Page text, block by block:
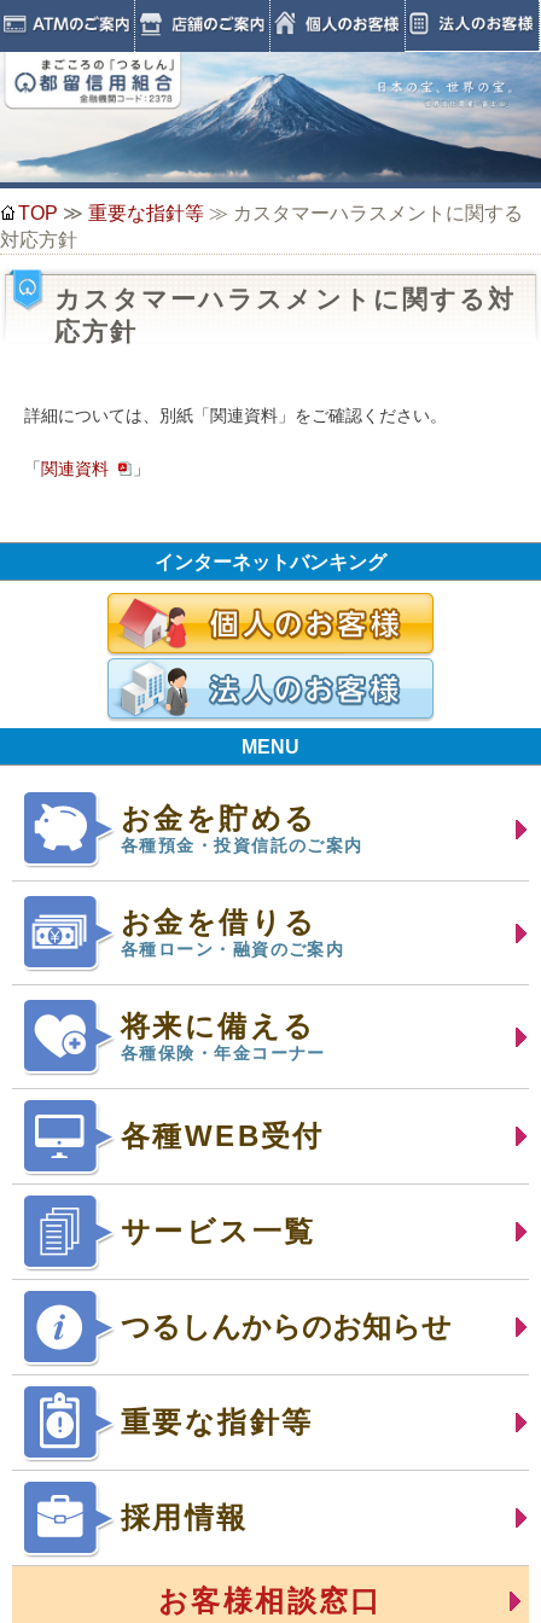
TOP ≫ 重要な指針等 ≫ カスタマーハラスメントに関する
対応方針
カスタマーハラスメントに関する対
応方針
詳細については、別紙「関連資料」をご確認ください。
「関連資料 」
インターネットバンキング
MENU
お金を貯める
各種預金・投資信託のご案内
お金を借りる
各種ローン・融資のご案内
将来に備える
各種保険・年金コーナー
各種WEB受付
サービス一覧
つるしんからのお知らせ
重要な指針等
採用情報
お客様相談窓口